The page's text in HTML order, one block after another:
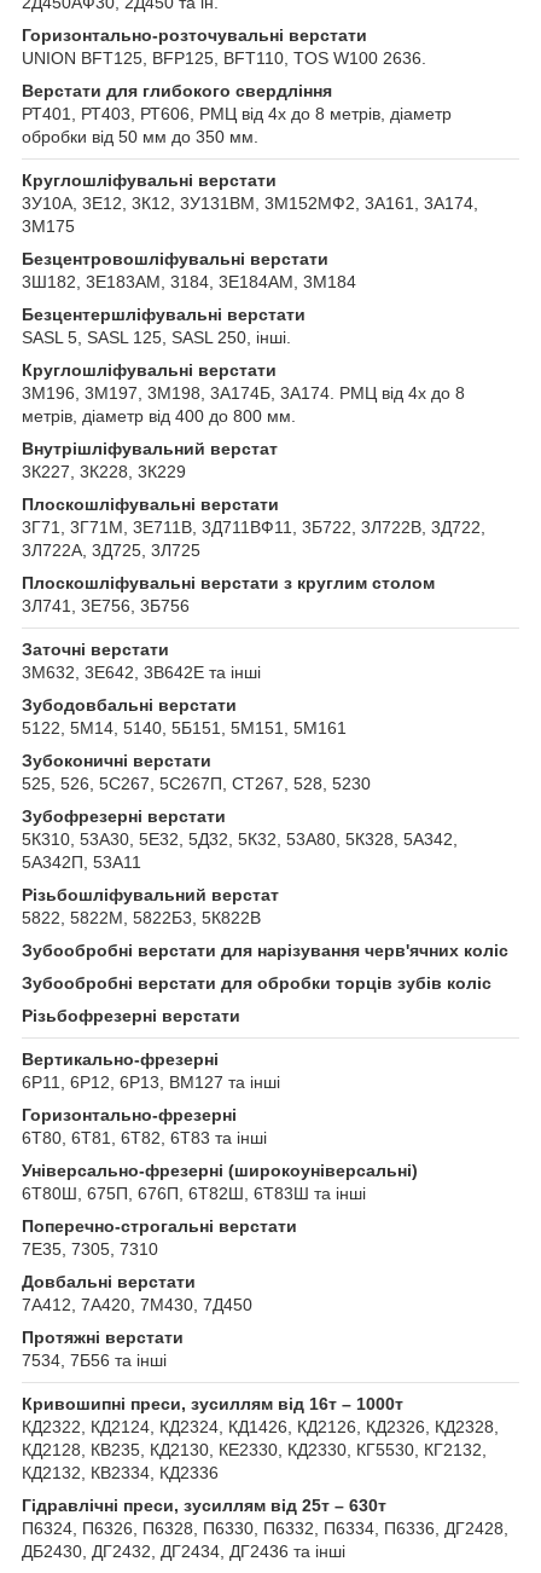
Горизонтально-розточувальні верстати
UNION BFT125, BFP125, BFT110, TOS W100 2636.
Верстати для глибокого свердління
РТ401, РТ403, РТ606, РМЦ від 4х до 8 метрів, діаметр
обробки від 50 мм до 350 мм.
Круглошліфувальні верстати
3У10А, 3Е12, 3К12, 3У131ВМ, 3М152МФ2, 3А161, 3А174,
3М175
Безцентровошліфувальні верстати
3Ш182, 3Е183АМ, 3184, 3Е184АМ, 3М184
Безцентершліфувальні верстати
SASL 5, SASL 125, SASL 250, інші.
Круглошліфувальні верстати
3М196, 3М197, 3М198, 3А174Б, 3А174. РМЦ від 4х до 8
метрів, діаметр від 400 до 800 мм.
Внутрішліфувальний верстат
3К227, 3К228, 3К229
Плоскошліфувальні верстати
3Г71, 3Г71М, 3Е711В, 3Д711ВФ11, 3Б722, 3Л722В, 3Д722,
3Л722А, 3Д725, 3Л725
Плоскошліфувальні верстати з круглим столом
3Л741, 3Е756, 3Б756
Заточні верстати
3М632, 3Е642, 3В642Е та інші
Зубодовбальні верстати
5122, 5М14, 5140, 5Б151, 5М151, 5М161
Зубоконичні верстати
525, 526, 5С267, 5С267П, СТ267, 528, 5230
Зубофрезерні верстати
5К310, 53А30, 5Е32, 5Д32, 5К32, 53А80, 5К328, 5А342,
5А342П, 53А11
Різьбошліфувальний верстат
5822, 5822М, 5822Б3, 5К822В
Зубообробні верстати для нарізування черв'ячних коліс
Зубообробні верстати для обробки торців зубів коліс
Різьбофрезерні верстати
Вертикально-фрезерні
6Р11, 6Р12, 6Р13, ВМ127 та інші
Горизонтально-фрезерні
6Т80, 6Т81, 6Т82, 6Т83 та інші
Універсально-фрезерні (широкоуніверсальні)
6Т80Ш, 675П, 676П, 6Т82Ш, 6Т83Ш та інші
Поперечно-строгальні верстати
7Е35, 7305, 7310
Довбальні верстати
7А412, 7А420, 7М430, 7Д450
Протяжні верстати
7534, 7Б56 та інші
Кривошипні преси, зусиллям від 16т – 1000т
КД2322, КД2124, КД2324, КД1426, КД2126, КД2326, КД2328,
КД2128, КВ235, КД2130, КЕ2330, КД2330, КГ5530, КГ2132,
КД2132, КВ2334, КД2336
Гідравлічні преси, зусиллям від 25т – 630т
П6324, П6326, П6328, П6330, П6332, П6334, П6336, ДГ2428,
ДБ2430, ДГ2432, ДГ2434, ДГ2436 та інші